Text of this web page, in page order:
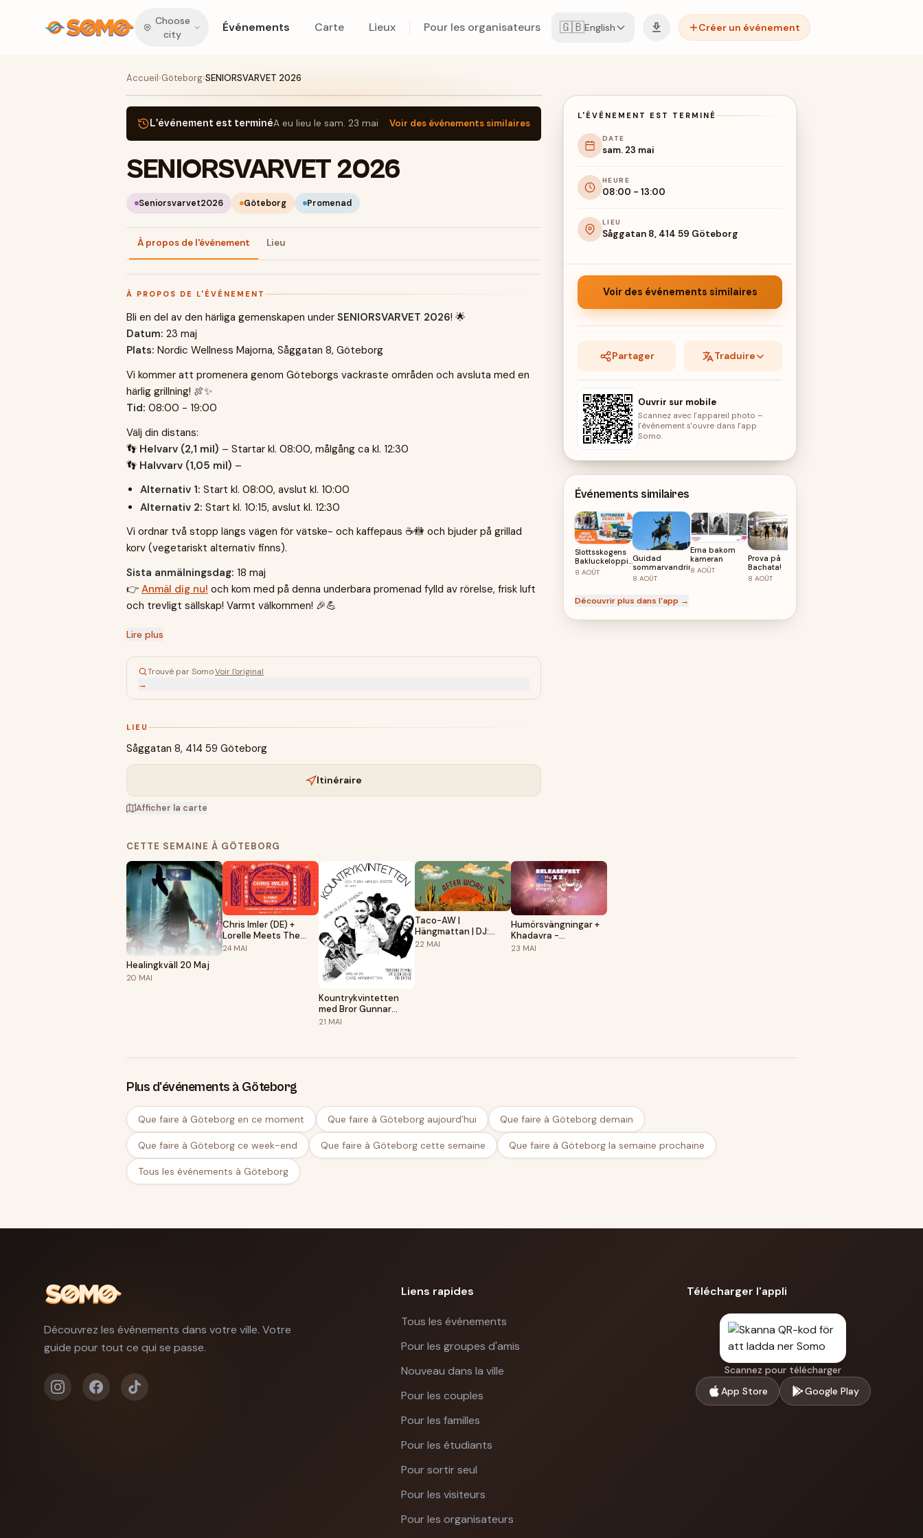
Choose
city
Événements Carte Lieux Pour les organisateurs 🇬🇧English Créer un événement
Accueil›Göteborg›SENIORSVARVET 2026
L'événement est terminéA eu lieu le sam. 23 mai Voir des événements similaires
SENIORSVARVET 2026
Seniorsvarvet2026 Göteborg Promenad
À propos de l'événement Lieu
À PROPOS DE L'ÉVÉNEMENT
Bli en del av den härliga gemenskapen under SENIORSVARVET 2026! 🌟
Datum: 23 maj
Plats: Nordic Wellness Majorna, Såggatan 8, Göteborg
Vi kommer att promenera genom Göteborgs vackraste områden och avsluta med en
härlig grillning! 🍖✨
Tid: 08:00 - 19:00
Välj din distans:
👣 Helvarv (2,1 mil) – Startar kl. 08:00, målgång ca kl. 12:30
👣 Halvvarv (1,05 mil) –
Alternativ 1: Start kl. 08:00, avslut kl. 10:00
Alternativ 2: Start kl. 10:15, avslut kl. 12:30
Vi ordnar två stopp längs vägen för vätske- och kaffepaus ☕🚻 och bjuder på grillad
korv (vegetariskt alternativ finns).
Sista anmälningsdag: 18 maj
👉 Anmäl dig nu! och kom med på denna underbara promenad fylld av rörelse, frisk luft
och trevligt sällskap! Varmt välkommen! 🎉💪
Lire plus
Trouvé par SomoVoir l'original
→
LIEU
Såggatan 8, 414 59 Göteborg
Itinéraire
Afficher la carte
L'ÉVÉNEMENT EST TERMINÉ
DATE
sam. 23 mai
HEURE
08:00 - 13:00
LIEU
Såggatan 8, 414 59 Göteborg
Voir des événements similaires
Partager Traduire
Ouvrir sur mobile
Scannez avec l'appareil photo –
l'événement s'ouvre dans l'app
Somo.
Événements similaires
Slottsskogens
Bakluckeloppis
/ Bagageloppis
8 AOÛT
Guidad
sommarvandring
8 AOÛT
Erna bakom
kameran
8 AOÛT
Prova på
Bachata!
8 AOÛT
Découvrir plus dans l'app →
CETTE SEMAINE À GÖTEBORG
Healingkväll 20 Maj
20 MAI
Chris Imler (DE) +
Lorelle Meets The
Obsolete (Mex) +
24 MAI
Kountrykvintetten
med Bror Gunnar
Jansson |
21 MAI
Taco-AW |
Hängmattan | DJ:
Manne Olander!
22 MAI
Humörsvängningar +
Khadavra -
[RELEASEFEST] |
23 MAI
Plus d'événements à Göteborg
Que faire à Göteborg en ce moment Que faire à Göteborg aujourd’hui Que faire à Göteborg demain
Que faire à Göteborg ce week-end Que faire à Göteborg cette semaine Que faire à Göteborg la semaine prochaine
Tous les événements à Göteborg
Découvrez les événements dans votre ville. Votre
guide pour tout ce qui se passe.
Liens rapides
Tous les événements
Pour les groupes d'amis
Nouveau dans la ville
Pour les couples
Pour les familles
Pour les étudiants
Pour sortir seul
Pour les visiteurs
Pour les organisateurs
Télécharger l'appli
Scannez pour télécharger
App Store
Google Play